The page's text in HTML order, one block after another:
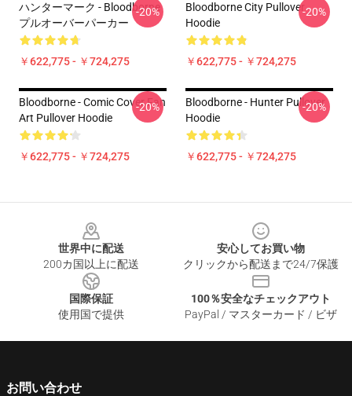
ハンターマーク - Bloodborne
プルオーバーパーカー
￥622,775 - ￥724,275
-20%
Bloodborne City Pullover
Hoodie
￥622,775 - ￥724,275
-20%
Bloodborne - Comic Cover Fan
Art Pullover Hoodie
￥622,775 - ￥724,275
-20%
Bloodborne - Hunter Pullover
Hoodie
￥622,775 - ￥724,275
-20%
世界中に配送
200カ国以上に配送
安心してお買い物
クリックから配送まで24/7保護
国際保証
使用国で提供
100％安全なチェックアウト
PayPal / マスターカード / ビザ
お問い合わせ